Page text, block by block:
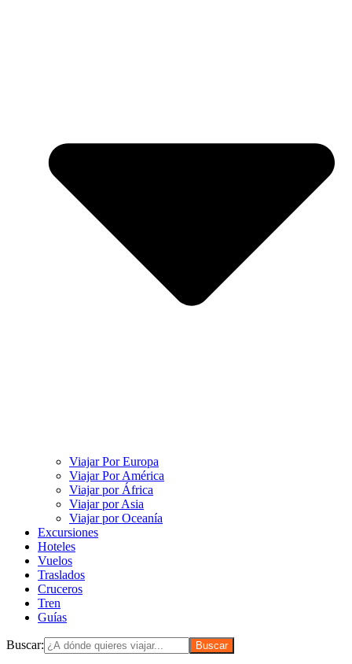
Viajar Por Europa
Viajar Por América
Viajar por África
Viajar por Asia
Viajar por Oceanía
Excursiones
Hoteles
Vuelos
Traslados
Cruceros
Tren
Guías
Buscar: